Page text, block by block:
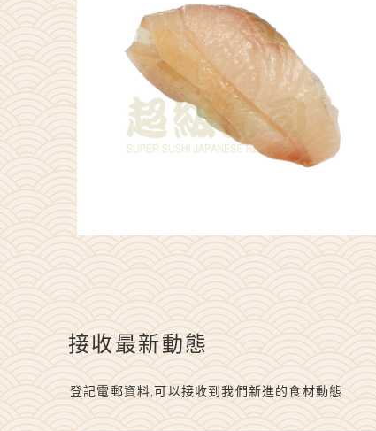
接收最新動態
登記電郵資料,可以接收到我們新進的食材動態